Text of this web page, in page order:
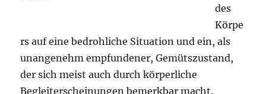
des
Körpe
rs auf eine bedrohliche Situation und ein, als
unangenehm empfundener, Gemütszustand,
der sich meist auch durch körperliche
Begleiterscheinungen bemerkbar macht.